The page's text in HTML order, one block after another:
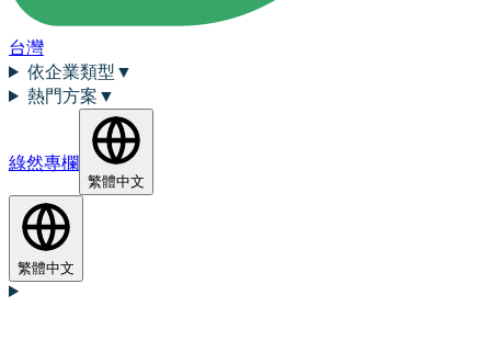
台灣
依企業類型 ▼
熱門方案 ▼
綠然專欄
繁體中文
繁體中文